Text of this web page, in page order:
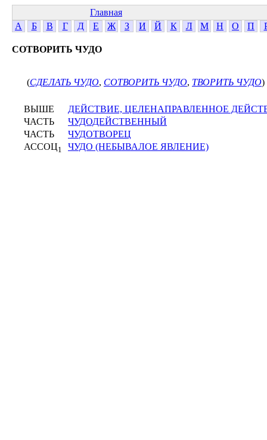
Главная
А
Б В Г Д Е Ж З И Й К Л М Н О П
СОТВОРИТЬ ЧУДО
(СДЕЛАТЬ ЧУДО, СОТВОРИТЬ ЧУДО, ТВОРИТЬ ЧУДО)
ВЫШЕ
ДЕЙСТВИЕ, ЦЕЛЕНАПРАВЛЕННОЕ
ЧАСТЬ
ЧУДОДЕЙСТВЕННЫЙ
ЧАСТЬ
ЧУДОТВОРЕЦ
АССОЦ1 ЧУДО (НЕБЫВАЛОЕ ЯВЛЕНИЕ)